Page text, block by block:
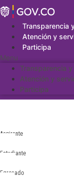
Saltar
al
contenidoTransparencia
Atención y
Participa
Menu
Transparencia
Atención y
Participa
Aspirante
Estudiante
Egresado